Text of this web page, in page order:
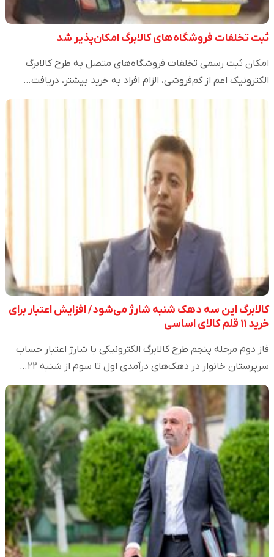
ثبت تخلفات فروشگاه‌های کالابرگ امکان‌پذیر شد
امکان ثبت رسمی تخلفات فروشگاه‌های متصل به طرح کالابرگ
الکترونیک اعم از کم‌فروشی، الزام افراد به خرید بیشتر، دریافت…
کالابرگ این سه دهک شنبه شارژ می‌شود/ افزایش اعتبار برای
خرید ۱۱ قلم کالای اساسی
فاز دوم مرحله پنجم طرح کالابرگ الکترونیکی با شارژ اعتبار حساب
سرپرستان خانوار در دهک‌های درآمدی اول تا سوم از شنبه ۲۲…